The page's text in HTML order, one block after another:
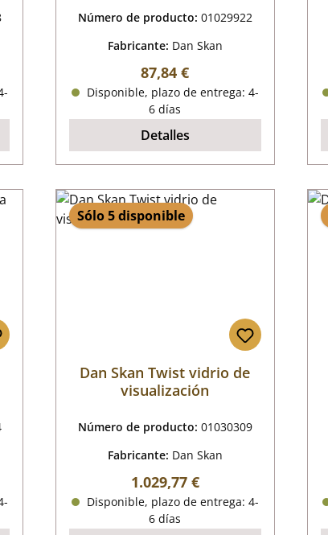
Número de producto: 01029922
Fabricante: Dan Skan
Precio normal:
87,84 €
Disponible, plazo de entrega: 4-
6 días
Detalles
Sólo 5 disponible
Dan Skan Twist vidrio de
visualización
Número de producto: 01030309
Fabricante: Dan Skan
Precio normal:
1.029,77 €
Disponible, plazo de entrega: 4-
6 días